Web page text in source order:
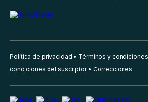
Política de privacidad Términos y condiciones
condiciones del suscriptor
Correcciones